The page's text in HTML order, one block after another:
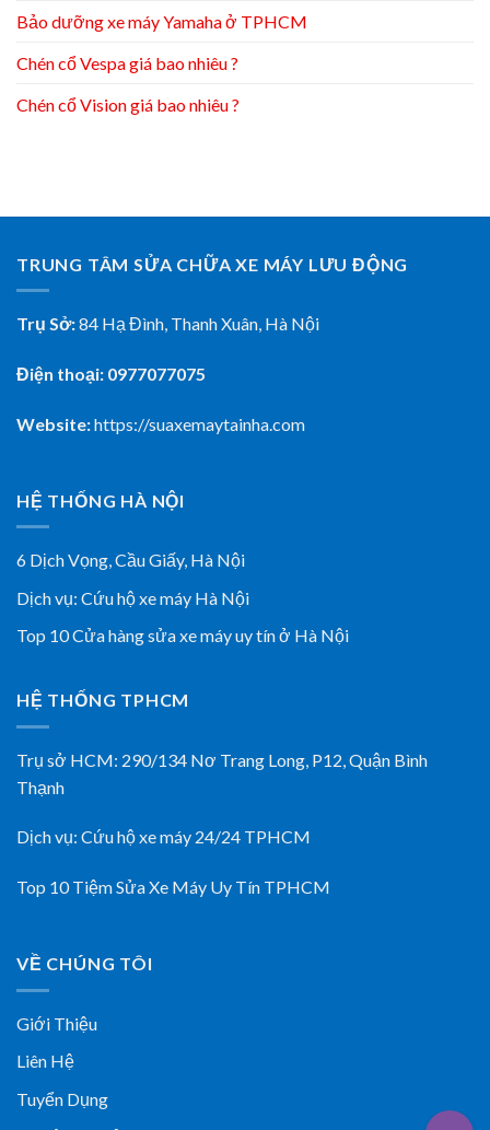
Bảo dưỡng xe máy Yamaha ở TPHCM
Chén cổ Vespa giá bao nhiêu ?
Chén cổ Vision giá bao nhiêu ?
TRUNG TÂM SỬA CHỮA XE MÁY LƯU ĐỘNG
Trụ Sở:84 Hạ Đình, Thanh Xuân, Hà Nội
Điện thoại: 0977077075
Website:https://suaxemaytainha.com
HỆ THỐNG HÀ NỘI
6 Dịch Vọng, Cầu Giấy, Hà Nội
Dịch vụ: Cứu hộ xe máy Hà Nội
Top 10 Cửa hàng sửa xe máy uy tín ở Hà Nội
HỆ THỐNG TPHCM
Trụ sở HCM: 290/134 Nơ Trang Long, P12, Quận Bình
Thạnh
Dịch vụ: Cứu hộ xe máy 24/24 TPHCM
Top 10 Tiệm Sửa Xe Máy Uy Tín TPHCM
VỀ CHÚNG TÔI
Giới Thiệu
Liên Hệ
Tuyển Dụng